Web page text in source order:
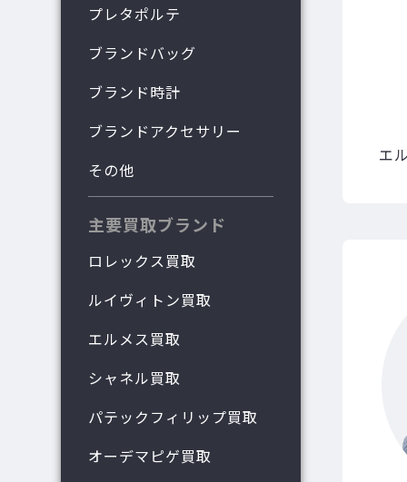
プレタポルテ
ブランドバッグ
ブランド時計
ブランドアクセサリー
その他
主要買取ブランド
ロレックス買取
ルイヴィトン買取
エルメス買取
シャネル買取
パテックフィリップ買取
オーデマピゲ買取
エ